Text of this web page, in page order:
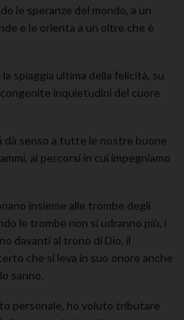
le speranze del mondo, a un
e le orienta a un oltre che è
spiaggia ultima della felicità, su
inquietudini del cuore
dà senso a tutte le nostre buone
ai percorsi in cui impegniamo
insieme alle trombe degli
le trombe non si udranno più, i
davanti al trono di Dio, il
che si leva in suo onore anche
sanno.
personale, ho voluto tributare